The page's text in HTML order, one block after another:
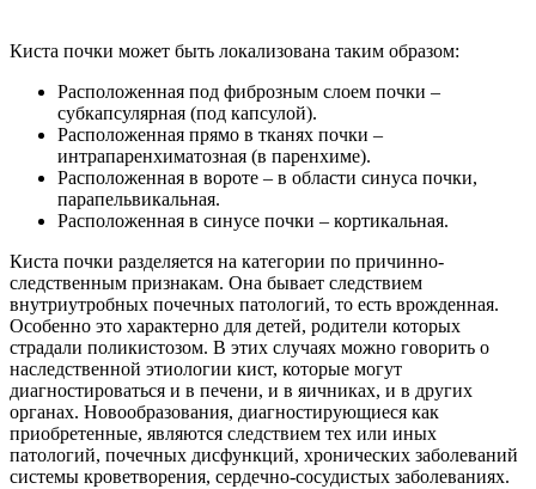
Киста почки может быть локализована таким образом:
Расположенная под фиброзным слоем почки –
субкапсулярная (под капсулой).
Расположенная прямо в тканях почки –
интрапаренхиматозная (в паренхиме).
Расположенная в вороте – в области синуса почки,
парапельвикальная.
Расположенная в синусе почки – кортикальная.
Киста почки разделяется на категории по причинно-
следственным признакам. Она бывает следствием
внутриутробных почечных патологий, то есть врожденная.
Особенно это характерно для детей, родители которых
страдали поликистозом. В этих случаях можно говорить о
наследственной этиологии кист, которые могут
диагностироваться и в печени, и в яичниках, и в других
органах. Новообразования, диагностирующиеся как
приобретенные, являются следствием тех или иных
патологий, почечных дисфункций, хронических заболеваний
системы кроветворения, сердечно-сосудистых заболеваниях.